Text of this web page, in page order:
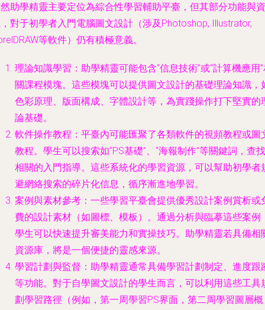
助學精靈主要定位為綜合性學習輔助平臺，但其部分功能與資
對于初學者入門電腦圖文設計（涉及Photoshop, Illustrator,
等軟件）仍有積極意義。
理論知識學習 ：助學精靈可能包含“信息技術”或“計算機應用
關課程模塊。這些模塊可以提供圖文設計的基礎理論知識，
色彩原理、版面構成、字體設計等，為實踐操作打下堅實的
論基礎。
軟件操作教程 ：平臺內可能匯聚了各類軟件的視頻教程或圖
教程。學生可以搜索如“PS基礎”、“海報制作”等關鍵詞，查找
相關的入門指導。這些系統化的學習資源，可以幫助初學者
避網絡搜索的碎片化信息，循序漸進地學習。
案例與素材參考 ：一些學習平臺會提供優秀設計案例賞析或
費的設計素材（如圖標、模板）。通過分析與臨摹這些案例
學生可以快速提升審美能力和實操技巧。助學精靈若具備相
資源庫，將是一個便捷的靈感來源。
學習計劃與監督 ：助學精靈通常具備學習計劃制定、進度跟
等功能。對于自學圖文設計的學生而言，可以利用這些工具
劃學習路徑（例如，第一周學習PS界面，第二周學習圖層概